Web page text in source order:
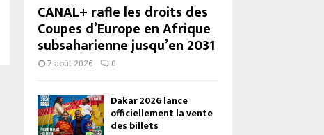
CANAL+ rafle les droits des
Coupes d’Europe en Afrique
subsaharienne jusqu’en 2031
7 août 2026 0
Dakar 2026 lance
officiellement la vente
des billets